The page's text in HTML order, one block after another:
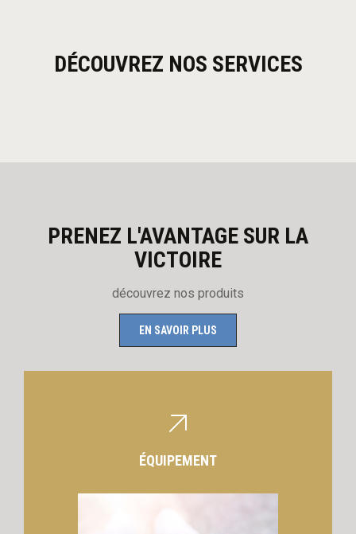
DÉCOUVREZ NOS SERVICES
PRENEZ L'AVANTAGE SUR LA
VICTOIRE
découvrez nos produits
EN SAVOIR PLUS
ÉQUIPEMENT